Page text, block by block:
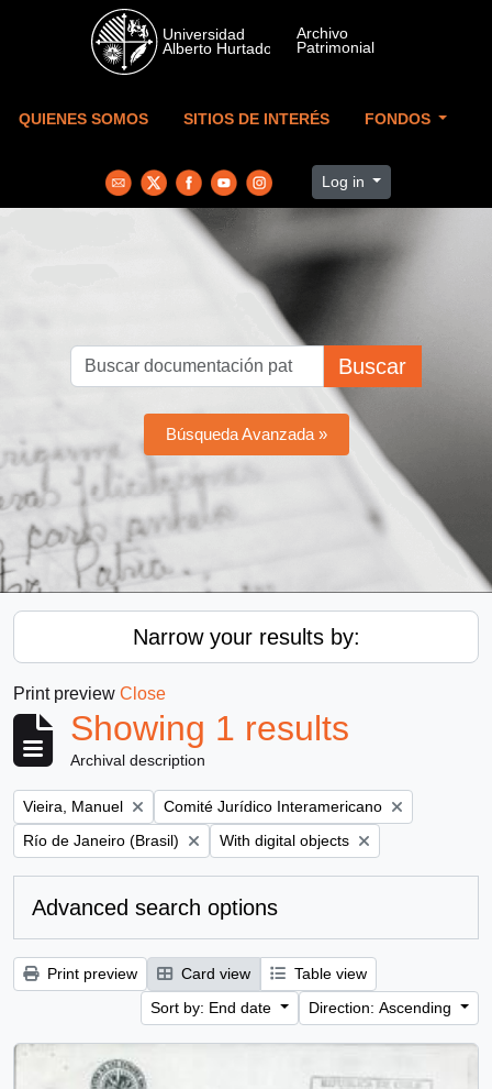
Skip to main content
QUIENES SOMOS SITIOS DE INTERÉS FONDOS
Log in
Buscar
Búsqueda Avanzada »
Narrow your results by:
Print preview Close
Showing 1 results
Archival description
Remove filter:
Vieira, Manuel Remove filter:
Comité Jurídico Interamericano
Remove filter:
Río de Janeiro (Brasil) Remove filter:
With digital objects
Advanced search options
Print preview Card view
Table view
Sort by: End date
Direction: Ascending